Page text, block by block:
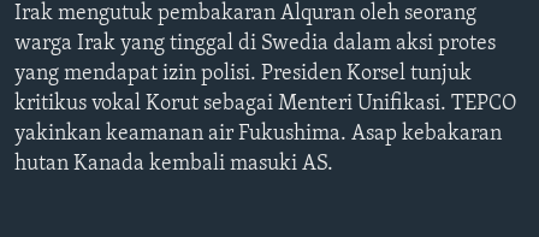
Irak mengutuk pembakaran Alquran oleh seorang
warga Irak yang tinggal di Swedia dalam aksi protes
yang mendapat izin polisi. Presiden Korsel tunjuk
kritikus vokal Korut sebagai Menteri Unifikasi. TEPCO
yakinkan keamanan air Fukushima. Asap kebakaran
hutan Kanada kembali masuki AS.